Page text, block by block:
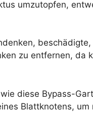
umzutopfen,
zu entfernen,
diese Bypass-
Blattknotens,